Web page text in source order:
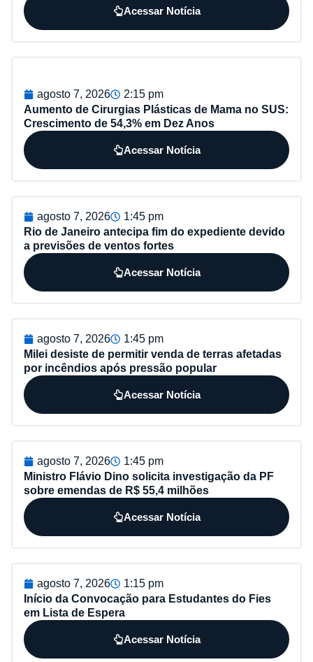
Acessar Notícia
agosto 7, 2026
2:15 pm
Aumento de Cirurgias Plásticas de Mama no SUS:
Crescimento de 54,3% em Dez Anos
Acessar Notícia
agosto 7, 2026
1:45 pm
Rio de Janeiro antecipa fim do expediente devido
a previsões de ventos fortes
Acessar Notícia
agosto 7, 2026
1:45 pm
Milei desiste de permitir venda de terras afetadas
por incêndios após pressão popular
Acessar Notícia
agosto 7, 2026
1:45 pm
Ministro Flávio Dino solicita investigação da PF
sobre emendas de R$ 55,4 milhões
Acessar Notícia
agosto 7, 2026
1:15 pm
Início da Convocação para Estudantes do Fies
em Lista de Espera
Acessar Notícia